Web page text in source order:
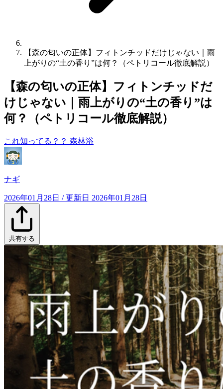
【森の匂いの正体】フィトンチッドだけじゃない｜雨
上がりの“土の香り”は何？（ペトリコール徹底解説）
【森の匂いの正体】フィトンチッドだ
けじゃない｜雨上がりの“土の香り”は
何？（ペトリコール徹底解説）
これ知ってる？？ 森林浴
ナギ
2026年01月28日 / 更新日 2026年01月28日
共有する